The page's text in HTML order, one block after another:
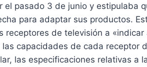
el pasado 3 de junio y estipulaba
para adaptar sus productos.
receptores de televisión a «indicar
capacidades de cada receptor
las especificaciones relativas a